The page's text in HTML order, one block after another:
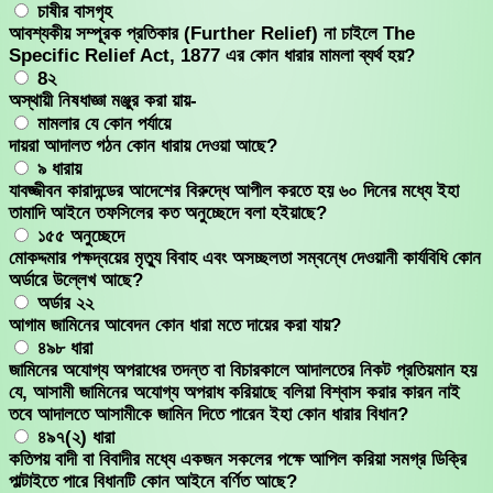
চাষীর বাসগৃহ
আবশ্যকীয় সম্পূরক প্রতিকার (Further Relief) না চাইলে The
Specific Relief Act, 1877 এর কোন ধারার মামলা ব্যর্থ হয়?
8২
অস্থায়ী নিষধাজ্ঞা মঞ্জুর করা য়ায়-
মামলার যে কোন পর্যায়ে
দায়রা আদালত গঠন কোন ধারায় দেওয়া আছে?
৯ ধারায়
যাবজ্জীবন কারাদন্ডের আদেশের বিরুদ্ধে আপীল করতে হয় ৬০ দিনের মধ্যে ইহা
তামাদি আইনে তফসিলের কত অনুচ্ছেদে বলা হইয়াছে?
১৫৫ অনুচ্ছেদে
মোকদ্দমার পক্ষদ্বয়ের মৃত্যু বিবাহ এবং অসচ্ছলতা সম্বন্ধে দেওয়ানী কার্যবিধি কোন
অর্ডারে উল্লেখ আছে?
অর্ডার ২২
আগাম জামিনের আবেদন কোন ধারা মতে দায়ের করা যায়?
৪৯৮ ধারা
জামিনের অযোগ্য অপরাধের তদন্ত বা বিচারকালে আদালতের নিকট প্রতিয়মান হয়
যে, আসামী জামিনের অযোগ্য অপরাধ করিয়াছে বলিয়া বিশ্বাস করার কারন নাই
তবে আদালতে আসামীকে জামিন দিতে পারেন ইহা কোন ধারার বিধান?
৪৯৭(২) ধারা
কতিপয় বাদী বা বিবাদীর মধ্যে একজন সকলের পক্ষে আপিল করিয়া সমগ্র ডিক্রি
পাল্টাইতে পারে বিধানটি কোন আইনে বর্ণিত আছে?